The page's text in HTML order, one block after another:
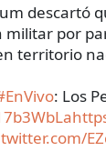
descartó
por
territorio
: Los